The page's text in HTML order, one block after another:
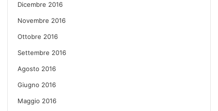
Dicembre 2016
Novembre 2016
Ottobre 2016
Settembre 2016
Agosto 2016
Giugno 2016
Maggio 2016